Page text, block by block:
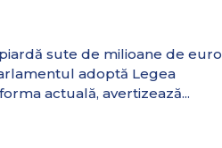
sute de milioane de euro
adoptă Legea
actuală, avertizează...